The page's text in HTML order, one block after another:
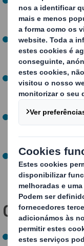
desenvolvido
usando o
O seu packaging
todos os pontos
em.
Utilizando
criar o packaging,
menos resíduos
Um packaging
pegada de CO na
impulsiona o
Os designs de
toda a cadeia de
a sua marca e
Como o
Os 700 designers